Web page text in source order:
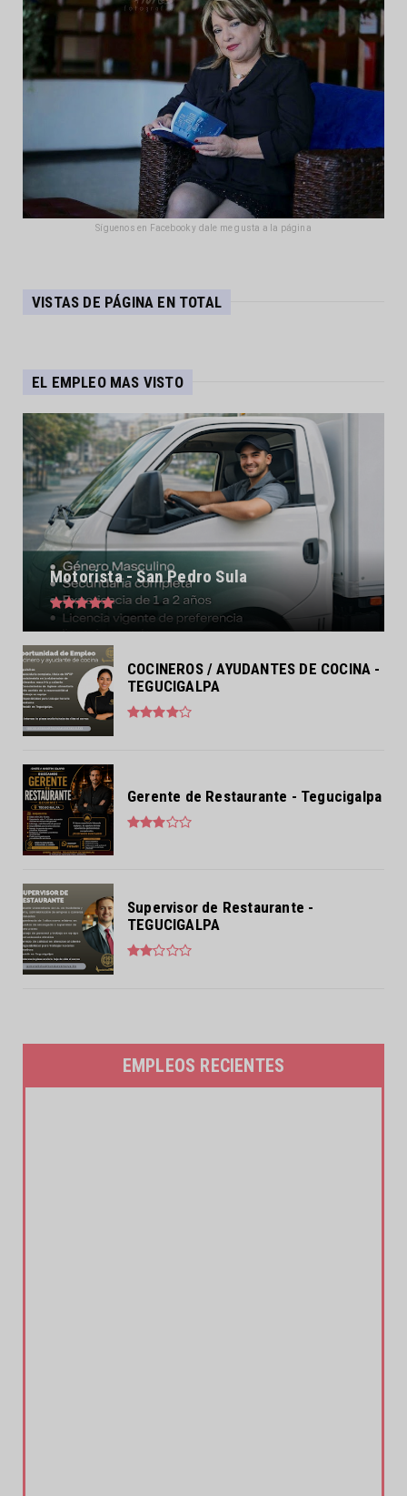
Síguenos en Facebook y dale me gusta a la página
VISTAS DE PÁGINA EN TOTAL
EL EMPLEO MAS VISTO
Motorista - San Pedro Sula
COCINEROS / AYUDANTES DE COCINA -
TEGUCIGALPA
Gerente de Restaurante - Tegucigalpa
Supervisor de Restaurante -
TEGUCIGALPA
EMPLEOS RECIENTES